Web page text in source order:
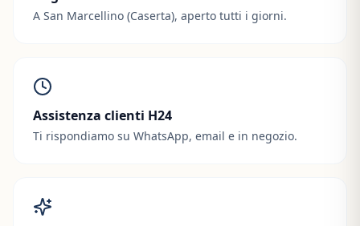
A San Marcellino (Caserta), aperto tutti i giorni.
Assistenza clienti H24
Ti rispondiamo su WhatsApp, email e in negozio.